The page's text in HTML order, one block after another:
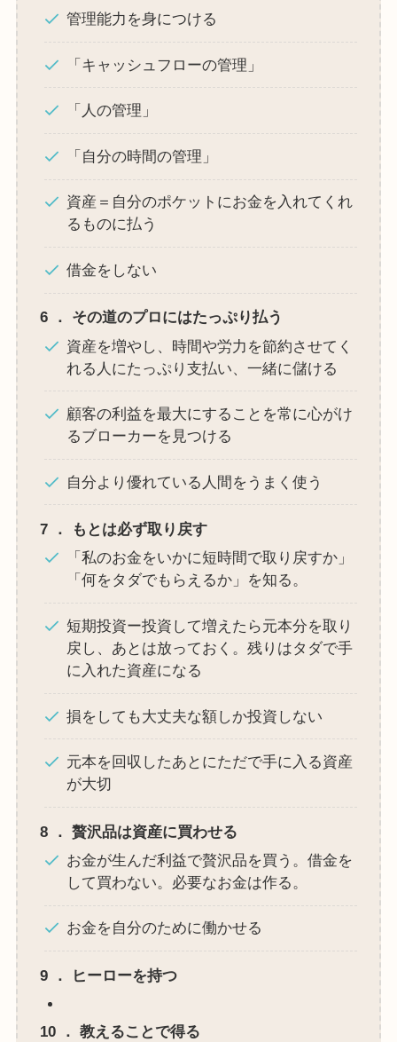
管理能力を身につける
「キャッシュフローの管理」
「人の管理」
「自分の時間の管理」
資産＝自分のポケットにお金を入れてくれ
るものに払う
借金をしない
6 ．
その道のプロにはたっぷり払う
資産を増やし、時間や労力を節約させてく
れる人にたっぷり支払い、一緒に儲ける
顧客の利益を最大にすることを常に心がけ
るブローカーを見つける
自分より優れている人間をうまく使う
7 ．
もとは必ず取り戻す
「私のお金をいかに短時間で取り戻すか」
「何をタダでもらえるか」を知る。
短期投資ー投資して増えたら元本分を取り
戻し、あとは放っておく。残りはタダで手
に入れた資産になる
損をしても大丈夫な額しか投資しない
元本を回収したあとにただで手に入る資産
が大切
8 ． 贅沢品は資産に買わせる
お金が生んだ利益で贅沢品を買う。借金を
して買わない。必要なお金は作る。
お金を自分のために働かせる
9 ． ヒーローを持つ
10 ． 教えることで得る